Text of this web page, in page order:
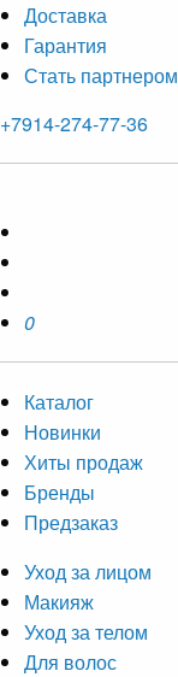
Доставка
Гарантия
Стать партнером
+7914-274-77-36
0
Каталог
Новинки
Хиты продаж
Бренды
Предзаказ
Уход за лицом
Макияж
Уход за телом
Для волос